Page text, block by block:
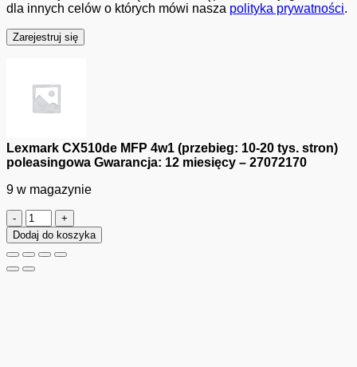
dla innych celów o których mówi nasza polityka prywatności.
Zarejestruj się
Lexmark CX510de MFP 4w1 (przebieg: 10-20 tys. stron)
poleasingowa Gwarancja: 12 miesięcy – 27072170
9 w magazynie
ilość
Lexmark
CX510de
MFP
4w1
Dodaj do koszyka